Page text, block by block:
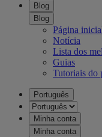
Blog
Blog
Página
Notícia
Lista dos
Guias
Tutoriais do
Português
Minha conta
Minha conta